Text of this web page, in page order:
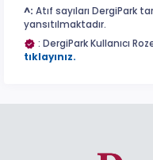
^: Atıf sayıları DergiPark
yansıtılmaktadır.
: DergiPark Kullanıcı
tıklayınız.